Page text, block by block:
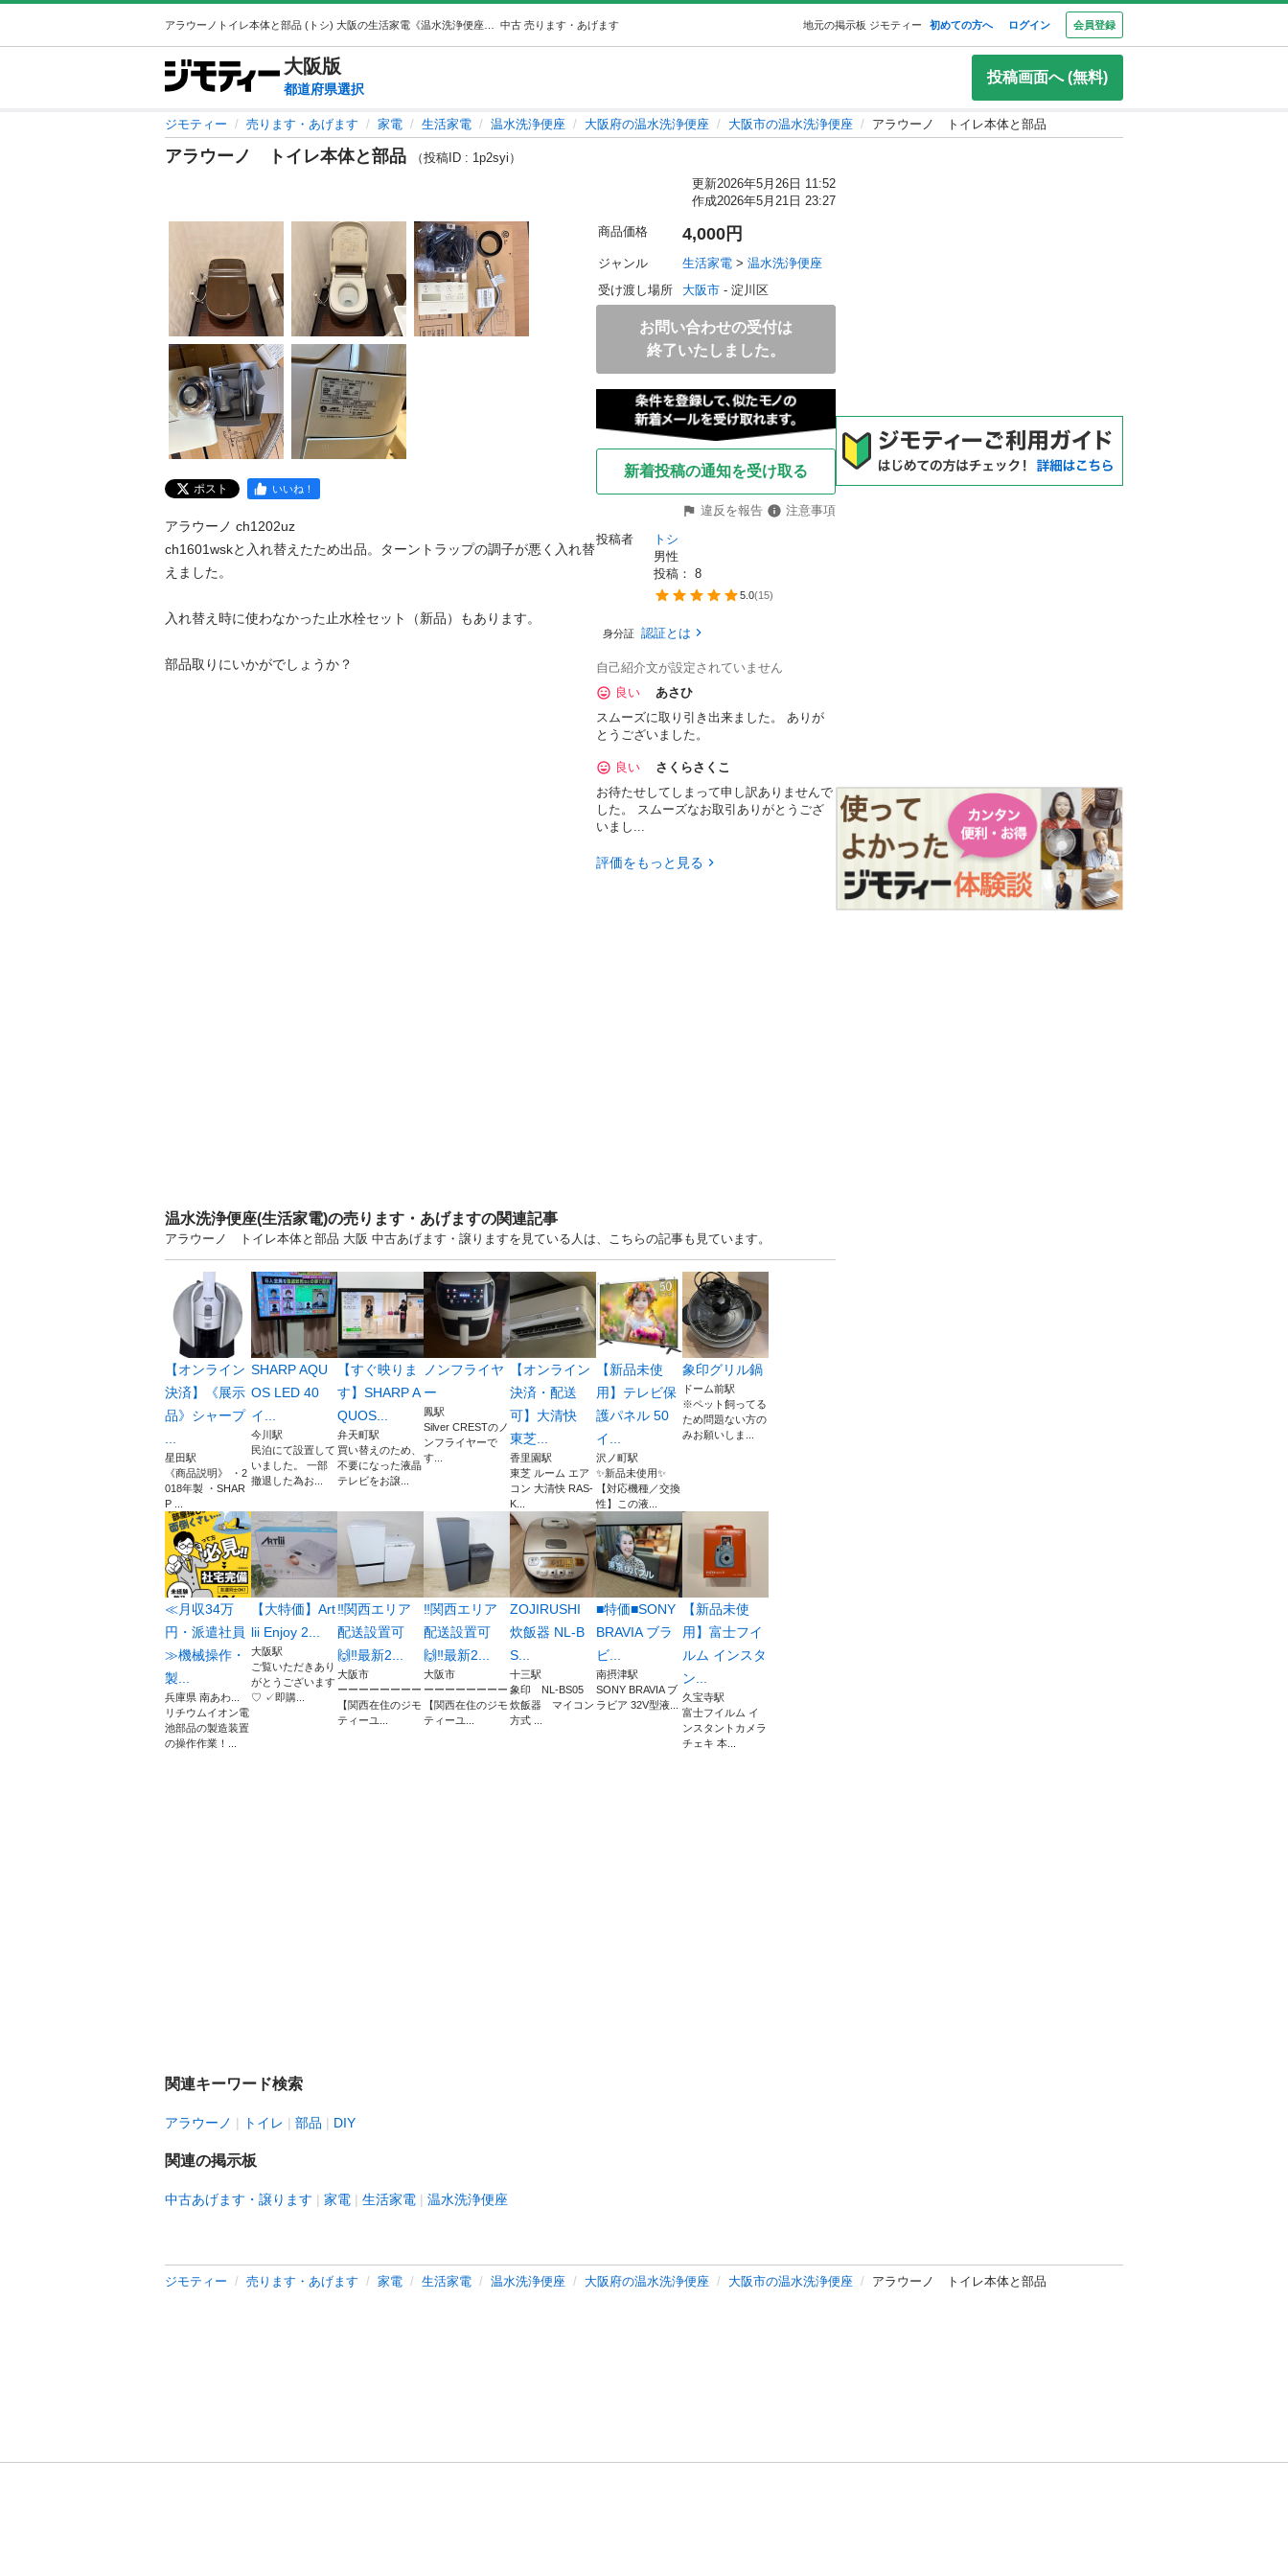
中古 売ります・あげます 地元の掲示板 ジモティー 初めての方へ ログイン 会員登録
大阪版
都道府県選択
投稿画面へ (無料)
ジモティー 売ります・あげます 家電 生活家電 温水洗浄便座 大阪府の温水洗浄便座 大阪市の温水洗浄便座 アラウーノ トイレ本体と部品
アラウーノ トイレ本体と部品
（投稿ID : 1p2syi）
更新2026年5月26日 11:52
作成2026年5月21日 23:27
ポスト いいね！
アラウーノ ch1202uz
ch1601wskと入れ替えたため出品。ターントラップの調子が悪く入れ替
えました。
入れ替え時に使わなかった止水栓セット（新品）もあります。
部品取りにいかがでしょうか？
商品価格 4,000円
ジャンル 生活家電 > 温水洗浄便座
受け渡し場所
大阪市 - 淀川区
お問い合わせの受付は
終了いたしました。
新着投稿の通知を受け取る
違反を報告
注意事項
投稿者
トシ
男性
投稿： 8
5.0(15)
身分証 認証とは
自己紹介文が設定されていません
良い
あさひ
スムーズに取り引き出来ました。 ありが
とうございました。
良い
さくらさくこ
お待たせしてしまって申し訳ありませんで
した。 スムーズなお取引ありがとうござ
いまし...
評価をもっと見る
温水洗浄便座(生活家電)の売ります・あげますの関連記事
アラウーノ トイレ本体と部品 大阪 中古あげます・譲りますを見ている人は、こちらの記事も見ています。
【オンライン
決済】《展示
品》シャープ
...
星田駅
《商品説明》 ・2
018年製 ・SHAR
P ...
SHARP AQU
OS LED 40
イ...
今川駅
民泊にて設置して
いました。 一部
撤退した為お...
【すぐ映りま
す】SHARP A
QUOS...
弁天町駅
買い替えのため、
不要になった液晶
テレビをお譲...
ノンフライヤ
ー
鳳駅
Silver CRESTのノ
ンフライヤーで
す...
【オンライン
決済・配送
可】大清快
東芝...
香里園駅
東芝 ルーム エア
コン 大清快 RAS-
K...
【新品未使
用】テレビ保
護パネル 50
イ...
沢ノ町駅
✨新品未使用✨
【対応機種／交換
性】この液...
象印グリル鍋
ドーム前駅
※ペット飼ってる
ため問題ない方の
みお願いしま...
≪月収34万
円・派遣社員
≫機械操作・
製...
兵庫県 南あわ...
リチウムイオン電
池部品の製造装置
の操作作業！...
【大特価】Art
lii Enjoy 2...
大阪駅
ご覧いただきあり
がとうございます
♡ ✓即購...
‼️関西エリア
配送設置可
🙌‼️最新2...
大阪市
ーーーーーーーー
【関西在住のジモ
ティーユ...
‼️関西エリア
配送設置可
🙌‼️最新2...
大阪市
ーーーーーーーー
【関西在住のジモ
ティーユ...
ZOJIRUSHI
炊飯器 NL-B
S...
十三駅
象印 NL-BS05
炊飯器 マイコン
方式 ...
■特価■SONY
BRAVIA ブラ
ビ...
南摂津駅
SONY BRAVIA ブ
ラビア 32V型液...
【新品未使
用】富士フイ
ルム インスタ
ン...
久宝寺駅
富士フイルム イ
ンスタントカメラ
チェキ 本...
関連キーワード検索
アラウーノ トイレ 部品 DIY
関連の掲示板
中古あげます・譲ります 家電 生活家電 温水洗浄便座
ジモティー 売ります・あげます 家電 生活家電 温水洗浄便座 大阪府の温水洗浄便座 大阪市の温水洗浄便座 アラウーノ トイレ本体と部品